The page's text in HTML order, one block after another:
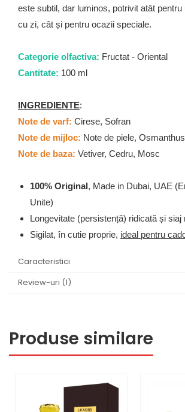
este subtil, dar luminos, potrivit atât pentru
cu zi, cât și pentru ocazii speciale.
Categorie olfactiva: Fructat - Oriental
Cantitate: 100 ml
INGREDIENTE:
Note de varf: Cirese, Sofran
Note de mijloc: Note de piele,
Note de baza: Vetiver, Cedru, Mosc
100% Original, Made in Dubai, UAE
Unite)
Longevitate (persistență) ridicată și siaj
Sigilat, în cutie proprie, ideal pentru
Caracteristici
Review-uri (1)
Produse similare